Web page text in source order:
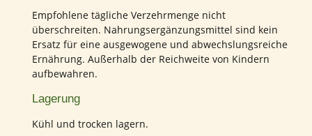
Empfohlene tägliche Verzehrmenge nicht
überschreiten. Nahrungsergänzungsmittel sind kein
Ersatz für eine ausgewogene und abwechslungsreiche
Ernährung. Außerhalb der Reichweite von Kindern
aufbewahren.
Lagerung
Kühl und trocken lagern.